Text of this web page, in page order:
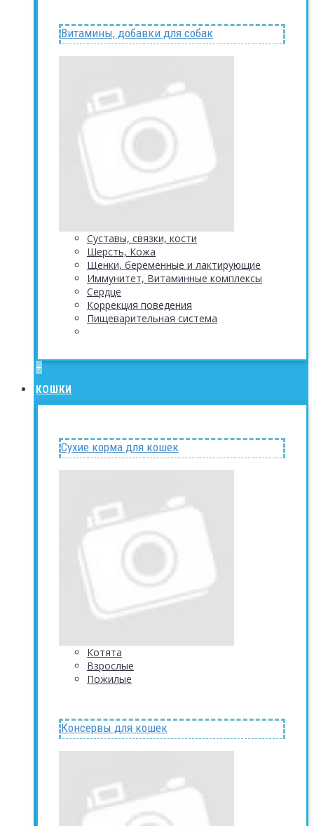
Витамины, добавки для собак
Суставы, связки, кости
Шерсть, Кожа
Щенки, беременные и лактирующие
Иммунитет, Витаминные комплексы
Сердце
Коррекция поведения
Пищеварительная система
+
КОШКИ
Сухие корма для кошек
Котята
Взрослые
Пожилые
Консервы для кошек